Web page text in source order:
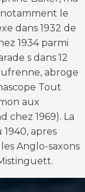
le
dans 1932 de
1934 parmi
s dans 12
abroge
Tout
aux
chez 1969). La
apres
Anglo-saxons